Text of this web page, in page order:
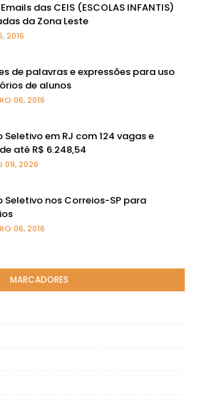
das CEIS (ESCOLAS INFANTIS)
da Zona Leste
2016
de palavras e expressões para uso
de alunos
06, 2016
Seletivo em RJ com 124 vagas e
até R$ 6.248,54
09, 2026
Seletivo nos Correios-SP para
06, 2016
MARCADORES